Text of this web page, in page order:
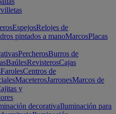
EspejosRelojes de
pintados a manoMarcosPlacas
PercherosBurros de
BaúlesRevisterosCajas
FarolesCentros de
MaceterosJarronesMarcos de
y
decorativaIluminación para